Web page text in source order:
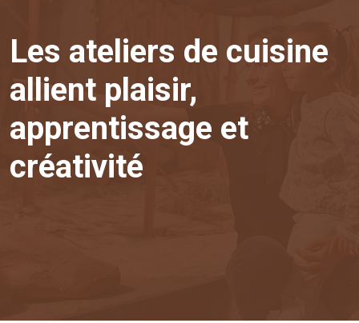
Les ateliers de cuisine
allient plaisir,
apprentissage et
créativité